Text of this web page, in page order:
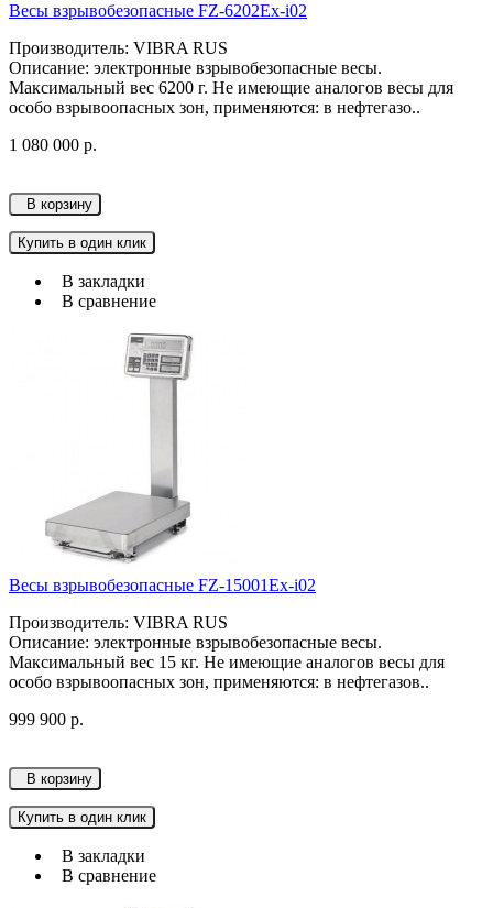
Весы взрывобезопасные FZ-6202Ex-i02
Производитель: VIBRA RUS
Описание: электронные взрывобезопасные весы.
Максимальный вес 6200 г. Не имеющие аналогов весы для
особо взрывоопасных зон, применяются: в нефтегазо..
1 080 000 р.
В корзину
Купить в один клик
В закладки
В сравнение
Весы взрывобезопасные FZ-15001Ex-i02
Производитель: VIBRA RUS
Описание: электронные взрывобезопасные весы.
Максимальный вес 15 кг. Не имеющие аналогов весы для
особо взрывоопасных зон, применяются: в нефтегазов..
999 900 р.
В корзину
Купить в один клик
В закладки
В сравнение